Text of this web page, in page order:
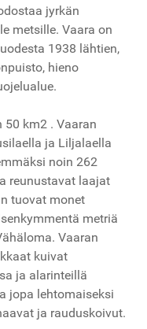
jyrkän
metsille. Vaara on
1938 lähtien,
hieno
km2 . Vaaran
ja Liljalaella
noin 262
reunustavat laajat
tuovat monet
metriä
Vaaran
kuivat
ja alarinteillä
jopa lehtomaiseksi
ja rauduskoivut.